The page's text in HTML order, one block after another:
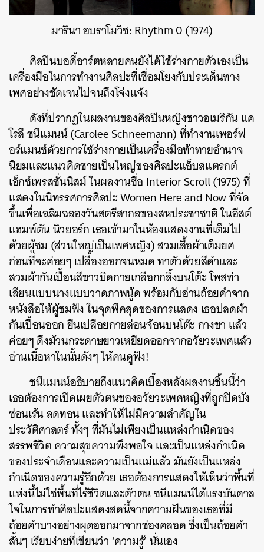
มารินา อบราโมวิช: Rhythm 0 (1974)
ศิลปินบอดี้อาร์ตหลายคนยังได้ใช้ร่างกายตัวเองเป็น
เครื่องมือในการทำงานศิลปะที่เชื่อมโยงกับประเด็นทาง
เพศอย่างชัดเจนไปจนถึงโจ่งแจ้ง
ดังที่ปรากฏในผลงานของศิลปินหญิงชาวอเมริกัน แค
โรลี ชนีแมนน์ (Carolee Schneemann) ที่ทำงานเพอร์ฟ
อร์แมนซ์ด้วยการใช้ร่างกายเป็นเครื่องมือท้าทายอำนาจ
นิยมและแนวคิดชายเป็นใหญ่ของศิลปะแอ็บสแตรกต์
เอ็กซ์เพรสชั่นนิสม์ ในผลงานชื่อ Interior Scroll (1975) ที่
แสดงในนิทรรศการศิลปะ Women Here and Now ที่จัด
ขึ้นเพื่อเฉลิมฉลองวันสตรีสากลของสหประชาชาติ ในอีสต์
แฮมพ์ตัน นิวยอร์ก เธอเข้ามาในห้องแสดงงานที่เต็มไป
ด้วยผู้ชม (ส่วนใหญ่เป็นเพศหญิง) สวมเสื้อผ้าเต็มยศ
ก่อนที่จะค่อยๆ เปลื้องออกจนหมด ทาตัวด้วยสีดำและ
สวมผ้ากันเปื้อนสีขาวบิดกายเกลือกกลิ้งบนโต๊ะ โพสท่า
เลียนแบบนางแบบวาดภาพนู้ด พร้อมกับอ่านถ้อยคำจาก
หนังสือให้ผู้ชมฟัง ในจุดพีคสุดของการแสดง เธอปลดผ้า
กันเปื้อนออก ยืนเปลือยกายล่อนจ้อนบนโต๊ะ กางขา แล้ว
ค่อยๆ ดึงม้วนกระดาษยาวเหยียดออกจากอวัยวะเพศแล้ว
อ่านเนื้อหาในนั้นดังๆ ให้คนดูฟัง!
ชนีแมนน์อธิบายถึงแนวคิดเบื้องหลังผลงานชิ้นนี้ว่า
เธอต้องการเปิดเผยตัวตนของอวัยวะเพศหญิงที่ถูกปิดบัง
ซ่อนเร้น ลดทอน และทำให้ไม่มีความสำคัญใน
ประวัติศาสตร์ ทั้งๆ ที่มันไม่เพียงเป็นแหล่งกำเนิดของ
สรรพชีวิต ความสุขความพึงพอใจ และเป็นแหล่งกำเนิด
ของประจำเดือนและความเป็นแม่แล้ว มันยังเป็นแหล่ง
กำเนิดของความรู้อีกด้วย เธอต้องการแสดงให้เห็นว่าพื้นที่
แห่งนี้ไม่ใช่พื้นที่ไร้ชีวิตและตัวตน ชนีแมนน์ได้แรงบันดาล
ใจในการทำศิลปะแสดงสดนี้จากความฝันของเธอที่มี
ถ้อยคำบางอย่างผุดออกมาจากช่องคลอด ซึ่งเป็นถ้อยคำ
สั้นๆ เรียบง่ายที่เขียนว่า ‘ความรู้’ นั่นเอง